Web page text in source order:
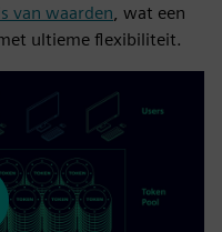
van waarden , wat een
ultieme flexibiliteit.